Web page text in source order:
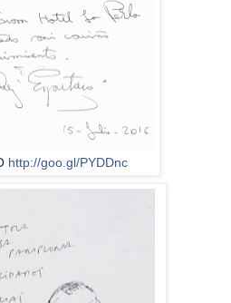
http://goo.gl/PYDDnc